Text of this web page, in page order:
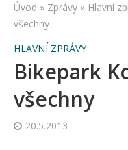
Úvod » Zprávy » Hlavní
všechny
HLAVNÍ ZPRÁVY
Bikepark
všechny
20.5.2013